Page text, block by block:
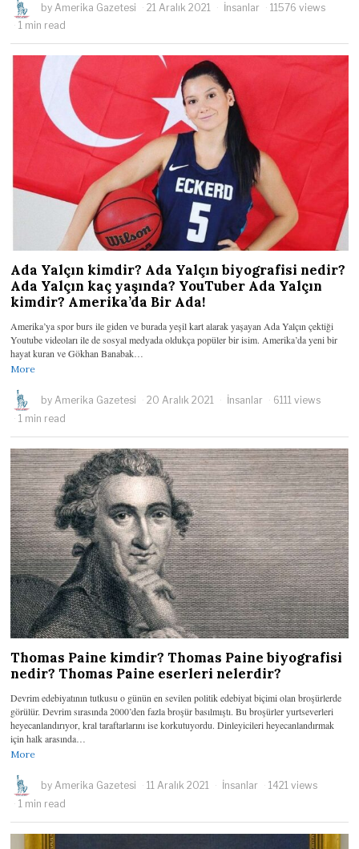
by Amerika Gazetesi 21 Aralık 2021 İnsanlar
11576 views
1 min read
Ada Yalçın kimdir? Ada Yalçın biyografisi nedir?
Ada Yalçın kaç yaşında? YouTuber Ada Yalçın
kimdir? Amerika’da Bir Ada!
Amerika’ya spor burs ile giden ve burada yeşil kart alarak yaşayan Ada Yalçın çektiği
Youtube videoları ile de sosyal medyada oldukça popüler bir isim. Amerika’da yeni bir
hayat kuran ve Gökhan Banabak…
More
byAmerika Gazetesi 20 Aralık 2021 İnsanlar
6111 views
1 min read
Thomas Paine kimdir? Thomas Paine biyografisi
nedir? Thomas Paine eserleri nelerdir?
Devrim edebiyatının tutkusu o günün en sevilen politik edebiyat biçimi olan broşürlerde
görülür. Devrim sırasında 2000’den fazla broşür basılmıştı. Bu broşürler yurtseverleri
heyecanlandırıyor, kral taraftarlarını ise korkutuyordu. Dinleyicileri heyecanlandırmak
için halk arasında…
More
byAmerika Gazetesi 11 Aralık 2021 İnsanlar
1421 views
1 min read